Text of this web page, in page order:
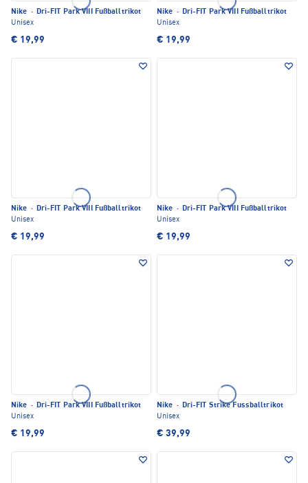
Nike · Dri-FIT Park VIII Fußballtrikot
Unisex
€ 19,99
Nike · Dri-FIT Park VIII Fußballtrikot
Unisex
€ 19,99
Nike · Dri-FIT Park VIII Fußballtrikot
Unisex
€ 19,99
Nike · Dri-FIT Park VIII Fußballtrikot
Unisex
€ 19,99
Nike · Dri-FIT Park VIII Fußballtrikot
Unisex
€ 19,99
Nike · Dri-FIT Strike Fussballtrikot
Unisex
€ 39,99